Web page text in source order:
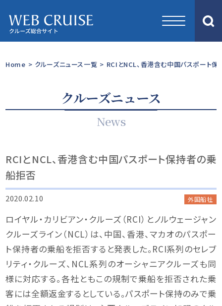
Home > クルーズニュース一覧 > RCIとNCL、香港含む中国パスポート
クルーズニュース
News
RCIとNCL、香港含む中国パスポート保持者の乗
船拒否
2020.02.10 外国船社
ロイヤル・カリビアン・クルーズ（RCI）とノルウェージャン
クルーズライン（NCL）は、中国、香港、マカオのパスポー
ト保持者の乗船を拒否すると発表した。RCI系列のセレブ
リティ・クルーズ、NCL系列のオーシャニアクルーズも同
様に対応する。各社ともこの規制で乗船を拒否された乗
客には全額返金するとしている。パスポート保持のみで乗